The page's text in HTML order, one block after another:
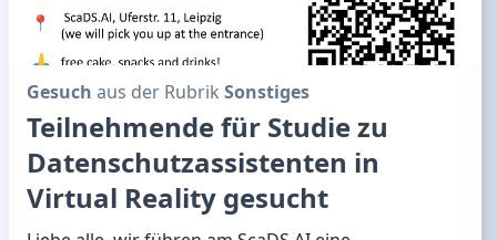
Gesuch aus der Rubrik Sonstiges
Teilnehmende für Studie zu
Datenschutzassistenten in
Virtual Reality gesucht